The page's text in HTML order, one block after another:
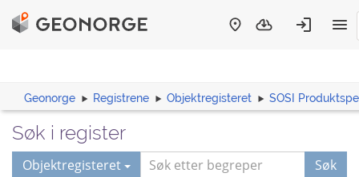
Geonorge Registrene Objektregisteret SOSI
Søk i register
Objektregisteret Søk